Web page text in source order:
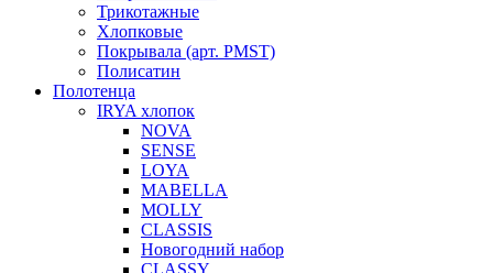
Трикотажные
Хлопковые
Покрывала (арт. PMST)
Полисатин
Полотенца
IRYA хлопок
NOVA
SENSE
LOYA
MABELLA
MOLLY
CLASSIS
Новогодний набор
CLASSY